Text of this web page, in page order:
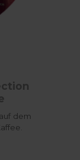
dem